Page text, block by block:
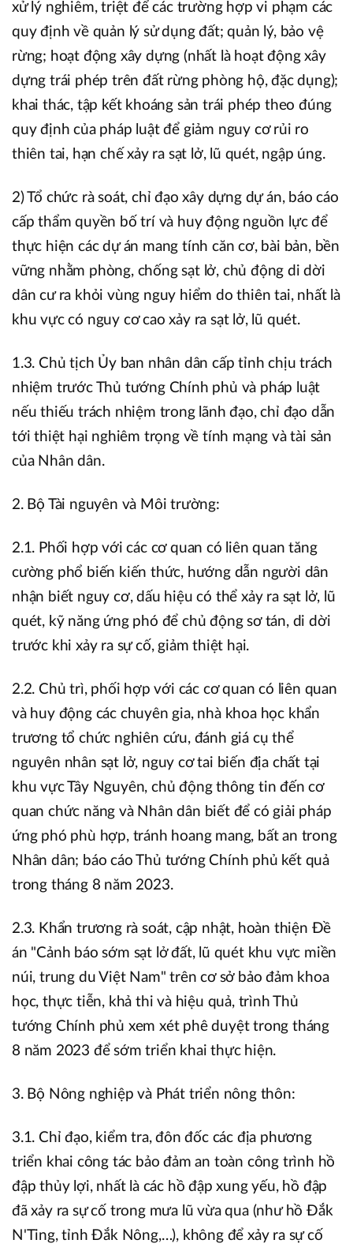
xử lý nghiêm, triệt để các trường hợp vi phạm các
quy định về quản lý sử dụng đất; quản lý, bảo vệ
rừng; hoạt động xây dựng (nhất là hoạt động xây
dựng trái phép trên đất rừng phòng hộ, đặc dụng);
khai thác, tập kết khoáng sản trái phép theo đúng
quy định của pháp luật để giảm nguy cơ rủi ro
thiên tai, hạn chế xảy ra sạt lở, lũ quét, ngập úng.
2) Tổ chức rà soát, chỉ đạo xây dựng dự án, báo cáo
cấp thẩm quyền bố trí và huy động nguồn lực để
thực hiện các dự án mang tính căn cơ, bài bản, bền
vững nhằm phòng, chống sạt lở, chủ động di dời
dân cư ra khỏi vùng nguy hiểm do thiên tai, nhất là
khu vực có nguy cơ cao xảy ra sạt lở, lũ quét.
1.3. Chủ tịch Ủy ban nhân dân cấp tỉnh chịu trách
nhiệm trước Thủ tướng Chính phủ và pháp luật
nếu thiếu trách nhiệm trong lãnh đạo, chỉ đạo dẫn
tới thiệt hại nghiêm trọng về tính mạng và tài sản
của Nhân dân.
2. Bộ Tài nguyên và Môi trường:
2.1. Phối hợp với các cơ quan có liên quan tăng
cường phổ biến kiến thức, hướng dẫn người dân
nhận biết nguy cơ, dấu hiệu có thể xảy ra sạt lở, lũ
quét, kỹ năng ứng phó để chủ động sơ tán, di dời
trước khi xảy ra sự cố, giảm thiệt hại.
2.2. Chủ trì, phối hợp với các cơ quan có liên quan
và huy động các chuyên gia, nhà khoa học khẩn
trương tổ chức nghiên cứu, đánh giá cụ thể
nguyên nhân sạt lở, nguy cơ tai biến địa chất tại
khu vực Tây Nguyên, chủ động thông tin đến cơ
quan chức năng và Nhân dân biết để có giải pháp
ứng phó phù hợp, tránh hoang mang, bất an trong
Nhân dân; báo cáo Thủ tướng Chính phủ kết quả
trong tháng 8 năm 2023.
2.3. Khẩn trương rà soát, cập nhật, hoàn thiện Đề
án "Cảnh báo sớm sạt lở đất, lũ quét khu vực miền
núi, trung du Việt Nam" trên cơ sở bảo đảm khoa
học, thực tiễn, khả thi và hiệu quả, trình Thủ
tướng Chính phủ xem xét phê duyệt trong tháng
8 năm 2023 để sớm triển khai thực hiện.
3. Bộ Nông nghiệp và Phát triển nông thôn:
3.1. Chỉ đạo, kiểm tra, đôn đốc các địa phương
triển khai công tác bảo đảm an toàn công trình hồ
đập thủy lợi, nhất là các hồ đập xung yếu, hồ đập
đã xảy ra sự cố trong mưa lũ vừa qua (như hồ Đắk
N'Ting, tỉnh Đắk Nông,…), không để xảy ra sự cố